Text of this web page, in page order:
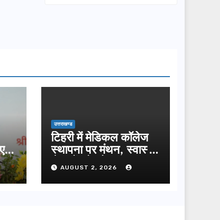
उत्तराखण्ड
टिहरी में मेडिकल कॉलेज
स्थापना पर मंथन, स्वास्थ्य
सेवाओं को और मजबूत
करेगी सरकार: मुख्यमंत्री
धामी…
AUGUST 2, 2026